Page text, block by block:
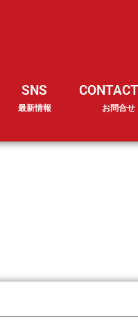
SNS
最新情報 お問合せ